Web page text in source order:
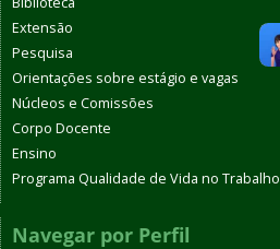
Extensão
Pesquisa
Orientações sobre estágio e vagas
Núcleos e Comissões
Corpo Docente
Ensino
Programa Qualidade de Vida no Trabalho
Navegar por Perfil